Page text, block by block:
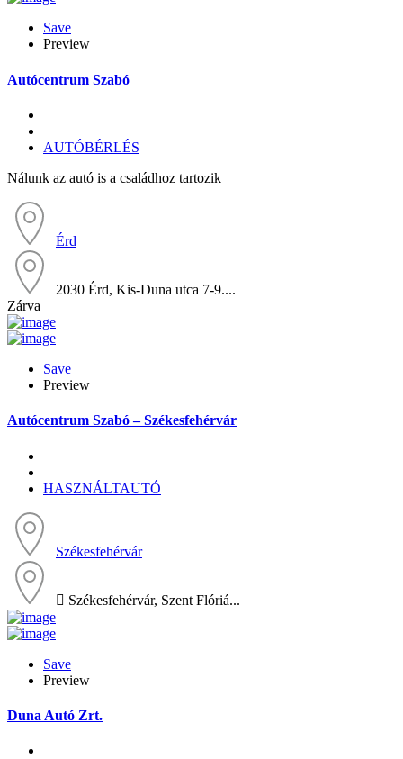
Save
Preview
Autócentrum Szabó
AUTÓBÉRLÉS
Nálunk az autó is a családhoz tartozik
Érd
2030 Érd, Kis-Duna utca 7-9....
Zárva
Save
Preview
Autócentrum Szabó – Székesfehérvár
HASZNÁLTAUTÓ
Székesfehérvár
 Székesfehérvár, Szent Flóriá...
Save
Preview
Duna Autó Zrt.